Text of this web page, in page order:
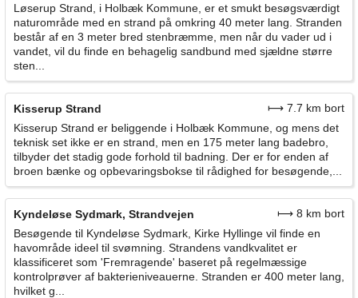
Løserup Strand, i Holbæk Kommune, er et smukt besøgsværdigt
naturområde med en strand på omkring 40 meter lang. Stranden
består af en 3 meter bred stenbræmme, men når du vader ud i
vandet, vil du finde en behagelig sandbund med sjældne større
sten...
Kisserup Strand
⟼ 7.7 km bort
Kisserup Strand er beliggende i Holbæk Kommune, og mens det
teknisk set ikke er en strand, men en 175 meter lang badebro,
tilbyder det stadig gode forhold til badning. Der er for enden af
broen bænke og opbevaringsbokse til rådighed for besøgende,...
Kyndeløse Sydmark, Strandvejen
⟼ 8 km bort
Besøgende til Kyndeløse Sydmark, Kirke Hyllinge vil finde en
havområde ideel til svømning. Strandens vandkvalitet er
klassificeret som 'Fremragende' baseret på regelmæssige
kontrolprøver af bakterieniveauerne. Stranden er 400 meter lang,
hvilket g...